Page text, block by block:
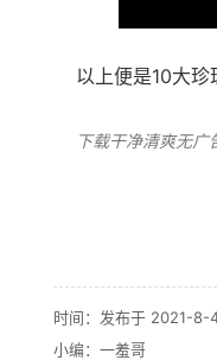
以上便是10大
下载干净清爽无广
时间：发布于 2021-8-
小编：一羞哥